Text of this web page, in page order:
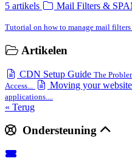
5 artikels Mail Filters &
Tutorial on how to manage mail
Artikelen
CDN Setup Guide The
Access...
Moving your
applications....
« Terug
Ondersteuning